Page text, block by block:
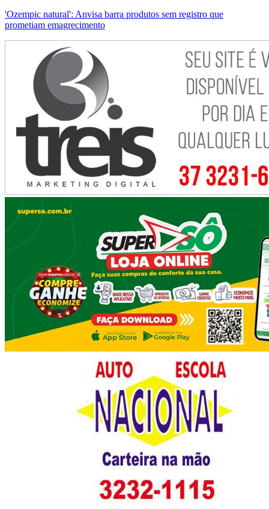
'Ozempic natural': Anvisa barra produtos sem registro que
prometiam emagrecimento